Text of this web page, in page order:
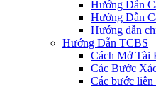
Hướng Dẫn
Hướng Dẫn
Hướng dẫn
Hướng Dẫn TCBS
Cách Mở Tài
Các Bước
Các bước